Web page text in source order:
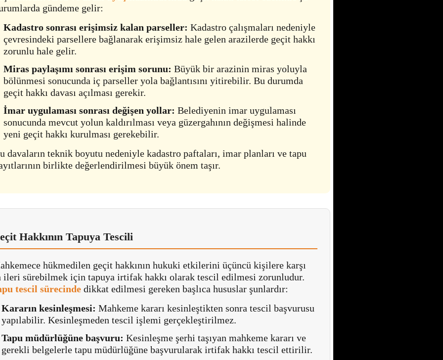
gündeme gelir:
Kadastro sonrası erişimsiz kalan parseller: Kadastro çalışmaları nedeniyle
çevresindeki parsellere bağlanarak erişimsiz hale gelen arazilerde geçit hakkı
zorunlu hale gelir.
Miras paylaşımı sonrası erişim sorunu: Büyük bir arazinin miras yoluyla
bölünmesi sonucunda iç parseller yola bağlantısını yitirebilir. Bu durumda
geçit hakkı davası açılması gerekir.
İmar uygulaması sonrası değişen yollar: Belediyenin imar uygulaması
sonucunda mevcut yolun kaldırılması veya güzergahının değişmesi halinde
yeni geçit hakkı kurulması gerekebilir.
davaların teknik boyutu nedeniyle kadastro paftaları, imar planları ve tapu
birlikte değerlendirilmesi büyük önem taşır.
Hakkının Tapuya Tescili
hükmedilen geçit hakkının hukuki etkilerini üçüncü kişilere karşı
ileri sürebilmek için tapuya irtifak hakkı olarak tescil edilmesi zorunludur.
tescil sürecinde dikkat edilmesi gereken başlıca hususlar şunlardır:
Kararın kesinleşmesi: Mahkeme kararı kesinleştikten sonra tescil başvurusu
yapılabilir. Kesinleşmeden tescil işlemi gerçekleştirilmez.
Tapu müdürlüğüne başvuru: Kesinleşme şerhi taşıyan mahkeme kararı ve
gerekli belgelerle tapu müdürlüğüne başvurularak irtifak hakkı tescil ettirilir.